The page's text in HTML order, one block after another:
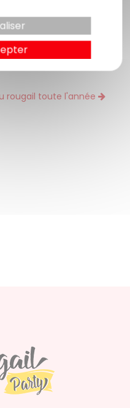
maintenant, parfaite
et de plats
rougail toute l'année